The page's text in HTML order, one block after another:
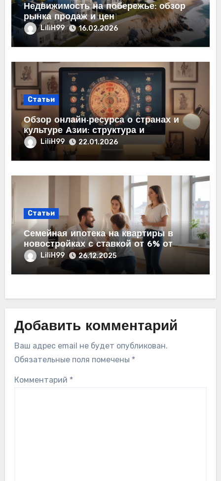
Недвижимость на побережье: обзор
рынка продаж и цен
LiliH99 16.02.2026
Статьи
Обзор онлайн-ресурса о странах и
культуре Азии: структура и
содержание
LiliH99 22.01.2026
Статьи
Семейная ипотека на квартиры в
новостройках с ставкой от 6% от
застройщика
LiliH99 26.12.2025
Добавить комментарий
Ваш адрес email не будет опубликован.
Обязательные поля помечены *
Комментарий *